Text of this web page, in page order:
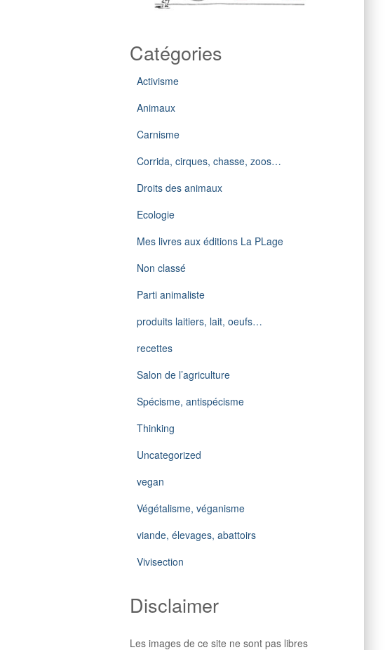
Catégories
Activisme
Animaux
Carnisme
Corrida, cirques, chasse, zoos…
Droits des animaux
Ecologie
Mes livres aux éditions La PLage
Non classé
Parti animaliste
produits laitiers, lait, oeufs…
recettes
Salon de l’agriculture
Spécisme, antispécisme
Thinking
Uncategorized
vegan
Végétalisme, véganisme
viande, élevages, abattoirs
Vivisection
Disclaimer
Les images de ce site ne sont pas libres